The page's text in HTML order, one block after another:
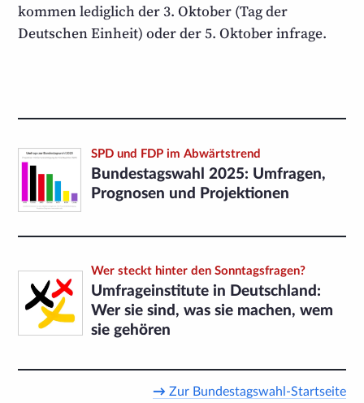
kommen lediglich der 3. Oktober (Tag der
Deutschen Einheit) oder der 5. Oktober infrage.
SPD und FDP im Abwärtstrend
Bundestagswahl 2025: Umfragen,
Prognosen und Projektionen
Wer steckt hinter den Sonntagsfragen?
Umfrageinstitute in Deutschland:
Wer sie sind, was sie machen, wem
sie gehören
→ Zur Bundestagswahl-Startseite